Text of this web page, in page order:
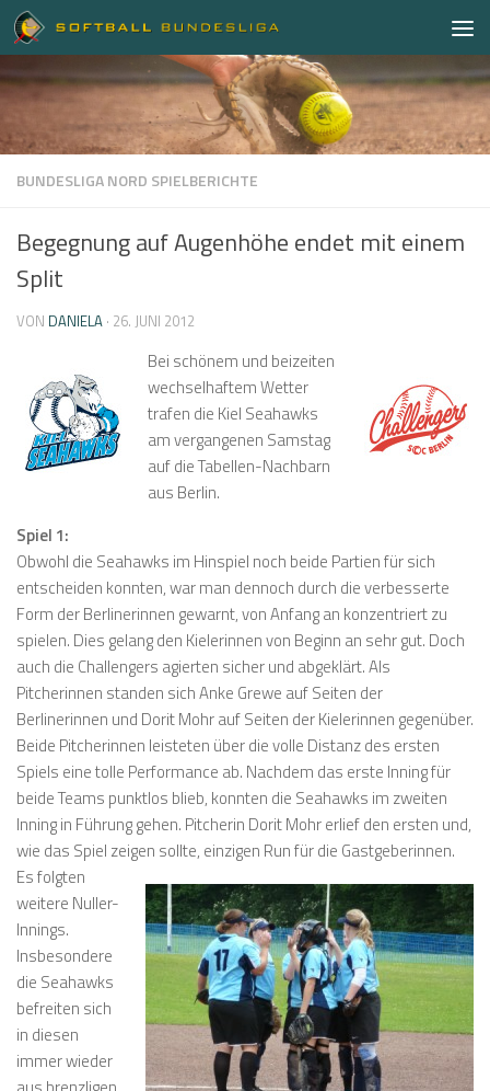
Zum Inhalt springen
BUNDESLIGA NORD SPIELBERICHTE
Begegnung auf Augenhöhe endet mit einem
Split
VON DANIELA · 26. JUNI 2012
Bei schönem und beizeiten
wechselhaftem Wetter
trafen die Kiel Seahawks
am vergangenen Samstag
auf die Tabellen-Nachbarn
aus Berlin.
Spiel 1:
Obwohl die Seahawks im Hinspiel noch beide Partien für sich
entscheiden konnten, war man dennoch durch die verbesserte
Form der Berlinerinnen gewarnt, von Anfang an konzentriert zu
spielen. Dies gelang den Kielerinnen von Beginn an sehr gut. Doch
auch die Challengers agierten sicher und abgeklärt. Als
Pitcherinnen standen sich Anke Grewe auf Seiten der
Berlinerinnen und Dorit Mohr auf Seiten der Kielerinnen gegenüber.
Beide Pitcherinnen leisteten über die volle Distanz des ersten
Spiels eine tolle Performance ab. Nachdem das erste Inning für
beide Teams punktlos blieb, konnten die Seahawks im zweiten
Inning in Führung gehen. Pitcherin Dorit Mohr erlief den ersten und,
wie das Spiel zeigen sollte, einzigen Run für die Gastgeberinnen.
Es folgten
weitere Nuller-
Innings.
Insbesondere
die Seahawks
befreiten sich
in diesen
immer wieder